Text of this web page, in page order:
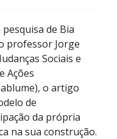
de Bia
professor Jorge
Sociais e
Ações
o artigo
de
da própria
na sua construção.